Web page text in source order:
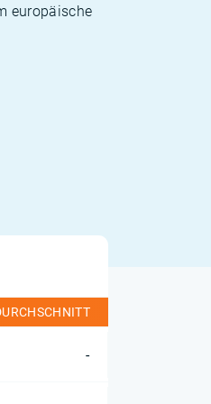
europäische
-